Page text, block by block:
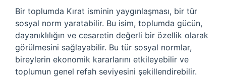
Bir toplumda Kırat isminin yaygınlaşması, bir tür
sosyal norm yaratabilir. Bu isim, toplumda gücün,
dayanıklılığın ve cesaretin değerli bir özellik olarak
görülmesini sağlayabilir. Bu tür sosyal normlar,
bireylerin ekonomik kararlarını etkileyebilir ve
toplumun genel refah seviyesini şekillendirebilir.